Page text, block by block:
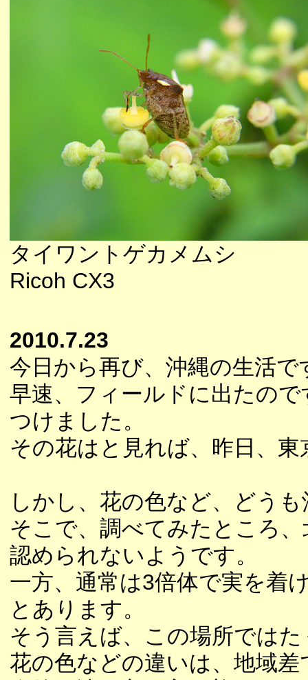
タイワントゲカメムシ
Ricoh CX3
2010.7.23
今日から再び、沖縄の生活で
早速、フィールドに出たの
つけました。
その花はと見れば、昨日、
しかし、花の色など、どう
そこで、調べてみたところ
認められないようです。
一方、通常は3倍体で実を着
とあります。
そう言えば、この場所では
花の色などの違いは、地域